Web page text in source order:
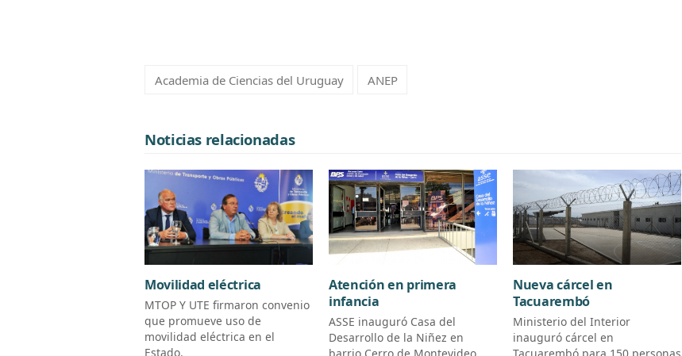
Academia de Ciencias del Uruguay ANEP
Noticias relacionadas
Movilidad eléctrica
MTOP Y UTE firmaron convenio
que promueve uso de
movilidad eléctrica en el
Estado.
Atención en primera
infancia
ASSE inauguró Casa del
Desarrollo de la Niñez en
barrio Cerro de Montevideo
Nueva cárcel en
Tacuarembó
Ministerio del Interior
inauguró cárcel en
Tacuarembó para 150 personas